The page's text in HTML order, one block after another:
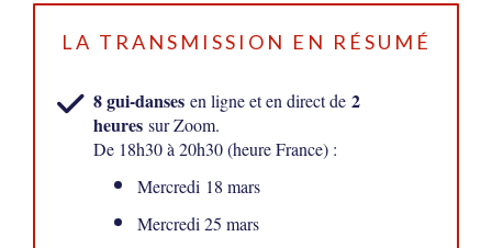
LA TRANSMISSION EN RÉSUMÉ
8 gui-danses en ligne et en direct de 2
heures sur Zoom.
De 18h30 à 20h30 (heure France) :
Mercredi 18 mars
Mercredi 25 mars